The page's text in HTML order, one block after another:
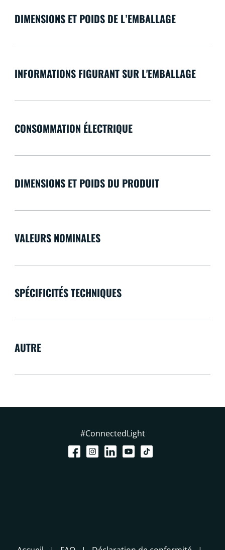
DIMENSIONS ET POIDS DE L’EMBALLAGE
INFORMATIONS FIGURANT SUR L'EMBALLAGE
CONSOMMATION ÉLECTRIQUE
DIMENSIONS ET POIDS DU PRODUIT
VALEURS NOMINALES
SPÉCIFICITÉS TECHNIQUES
AUTRE
#ConnectedLight